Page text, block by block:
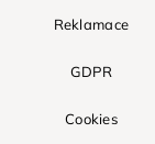
Reklamace
GDPR
Cookies